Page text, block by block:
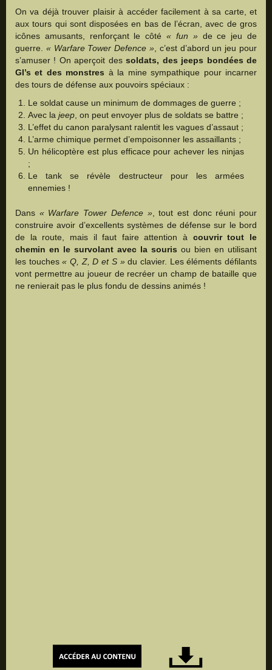
On va déjà trouver plaisir à accéder facilement à sa carte, et
aux tours qui sont disposées en bas de l’écran, avec de gros
icônes amusants, renforçant le côté« fun »de ce jeu de
guerre. « Warfare Tower Defence » , c’est d’abord un jeu pour
s’amuser ! On aperçoit dessoldats, des jeeps bondées de
GI’s et des monstres à la mine sympathique pour incarner
des tours de défense aux pouvoirs spéciaux :
Le soldat cause un minimum de dommages de guerre ;
Avec la jeep , on peut envoyer plus de soldats se battre ;
L’effet du canon paralysant ralentit les vagues d’assaut ;
L’arme chimique permet d’empoisonner les assaillants ;
Un hélicoptère est plus efficace pour achever les ninjas
;
Le tank se révèle destructeur pour les armées
ennemies !
Dans « Warfare Tower Defence », tout est donc réuni pour
construire avoir d’excellents systèmes de défense sur le bord
de la route, mais il faut faire attention à couvrir tout le
chemin en le survolant avec la souris ou bien en utilisant
les touches« Q, Z, D et S »du clavier. Les éléments défilants
vont permettre au joueur de recréer un champ de bataille que
ne renierait pas le plus fondu de dessins animés !